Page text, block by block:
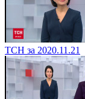
ТСН за 2020.11.21